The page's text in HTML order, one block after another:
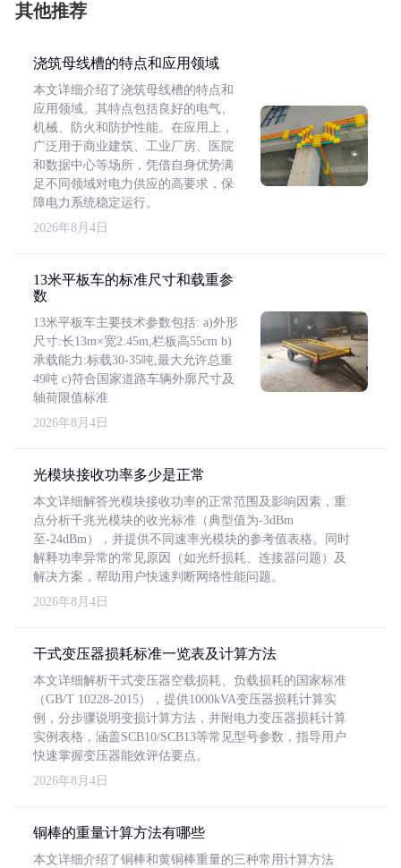
其他推荐
浇筑母线槽的特点和应用领域
本文详细介绍了浇筑母线槽的特点和
应用领域。其特点包括良好的电气、
机械、防火和防护性能。在应用上，
广泛用于商业建筑、工业厂房、医院
和数据中心等场所，凭借自身优势满
足不同领域对电力供应的高要求，保
障电力系统稳定运行。
2026年8月4日
13米平板车的标准尺寸和载重参
数
13米平板车主要技术参数包括: a)外形
尺寸:长13m×宽2.45m,栏板高55cm b)
承载能力:标载30-35吨,最大允许总重
49吨 c)符合国家道路车辆外廓尺寸及
轴荷限值标准
2026年8月4日
光模块接收功率多少是正常
本文详细解答光模块接收功率的正常范围及影响因素，重
点分析千兆光模块的收光标准（典型值为-3dBm
至-24dBm），并提供不同速率光模块的参考值表格。同时
解释功率异常的常见原因（如光纤损耗、连接器问题）及
解决方案，帮助用户快速判断网络性能问题。
2026年8月4日
干式变压器损耗标准一览表及计算方法
本文详细解析干式变压器空载损耗、负载损耗的国家标准
（GB/T 10228-2015），提供1000kVA变压器损耗计算实
例，分步骤说明变损计算方法，并附电力变压器损耗计算
实例表格，涵盖SCB10/SCB13等常见型号参数，指导用户
快速掌握变压器能效评估要点。
2026年8月4日
铜棒的重量计算方法有哪些
本文详细介绍了铜棒和黄铜棒重量的三种常用计算方法